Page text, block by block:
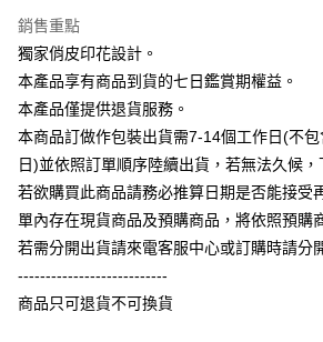
全盈+PAY
大哥付你分期
相關說明
1.本服務由台灣大哥大提供，台灣大哥大用戶可立
2.付款方式選擇「大哥付你分期」，訂單成立後會
流程，驗證手機門號後，選擇欲分期的期數、繳
成交易。
3.實際核准額度、可分期數及費用金額請依後續交
4.訂單成立30分鐘內，如未前往確認交易或遇審核
【繳款方式說明】
AFTEE先享後付
相關說明
【關於「AFTEE先享後付」】
AFTEE先享後付是「在收到商品之後才付款」的支
１．簡單：不需註冊會員、不需綁卡、不需儲值。
２．便利：只要手機號碼，簡訊認證，即可結帳。
３．安心：先確認商品／服務後，再付款。
ATM付款
全家付款取貨
銷售重點
獨家俏皮印花設計。
本產品享有商品到貨的七日鑑賞期權益。
本產品僅提供退貨服務。
本商品訂做作包裝出貨需7-14個工作日(不
日)並依照訂單順序陸續出貨，若無法久候，
若欲購買此商品請務必推算日期是否能接受
單內存在現貨商品及預購商品，將依照預購
若需分開出貨請來電客服中心或訂購時請分
---------------------------
商品只可退貨不可換貨